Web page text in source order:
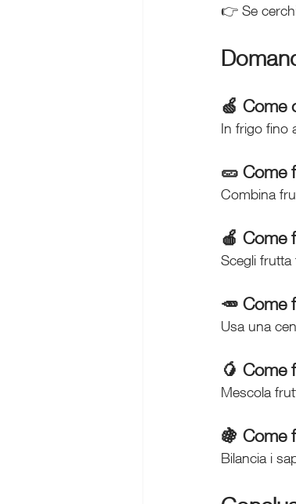
👉 Se
🍏 Come
In frigo fino
🥒 Come
Combina
🍎 Come
Scegli frutta
🥕 Come
Usa una
🥭 Come
Mescola
🍇 Come
Bilancia i